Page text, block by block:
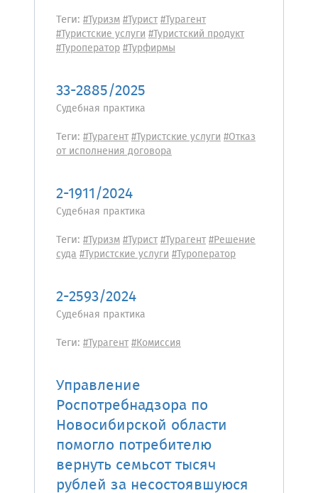
Теги: #Туризм#Турист#Турагент
#Туристские услуги#Туристский продукт
#Туроператор#Турфирмы
33-2885/2025
Судебная практика
Теги: #Турагент#Туристские услуги#Отказ
от исполнения договора
2-1911/2024
Судебная практика
Теги: #Туризм#Турист#Турагент#Решение
суда#Туристские услуги#Туроператор
2-2593/2024
Судебная практика
Теги: #Турагент#Комиссия
Управление
Роспотребнадзора по
Новосибирской области
помогло потребителю
вернуть семьсот тысяч
рублей за несостоявшуюся